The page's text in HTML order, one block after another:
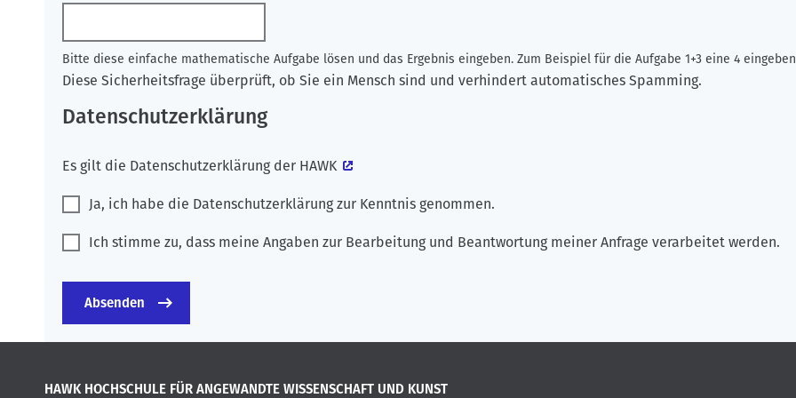
Bitte diese einfache mathematische Aufgabe lösen und das Ergebnis eingeben. Zum Beispiel für die Aufgabe 1+3 eine 4
Diese Sicherheitsfrage überprüft, ob Sie ein Mensch sind und verhindert automatisches Spamming.
Datenschutzerklärung
Es gilt die Datenschutzerklärung der HAWK
Ja, ich habe die Datenschutzerklärung zur Kenntnis genommen.
Ich stimme zu, dass meine Angaben zur Bearbeitung und Beantwortung meiner Anfrage verarbeitet werden.
HAWK HOCHSCHULE FÜR ANGEWANDTE WISSENSCHAFT UND KUNST